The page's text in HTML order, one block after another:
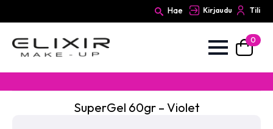
Hae Kirjaudu Tili
0
SuperGel 60gr – Violet